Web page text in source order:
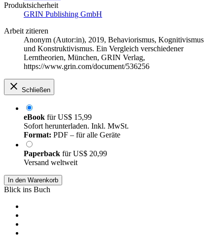
Produktsicherheit
GRIN Publishing GmbH
Arbeit zitieren
Anonym (Autor:in), 2019, Behaviorismus, Kognitivismus
und Konstruktivismus. Ein Vergleich verschiedener
Lerntheorien, München, GRIN Verlag,
https://www.grin.com/document/536256
Schließen
eBook fürUS$ 15,99
Sofort herunterladen. Inkl. MwSt.
Format: PDF – für alle Geräte
Paperback fürUS$ 20,99
Versand weltweit
In den Warenkorb
Blick ins Buch